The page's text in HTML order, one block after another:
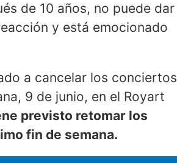
de 10 años, no puede dar
y está emocionado
a cancelar los conciertos
9 de junio, en el Royart
previsto retomar los
fin de semana.